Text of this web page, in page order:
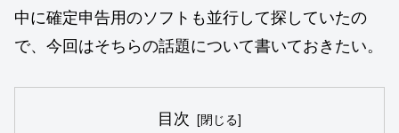
中に確定申告用のソフトも並行して探していたの
で、今回はそちらの話題について書いておきたい。
目次